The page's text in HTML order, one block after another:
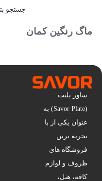
جستجو
ماگ رنگین کمان
ساور پلیت
(Savor Plate) به
عنوان یکی از با
تجربه ترین
فروشگاه های
ظروف و لوازم
کافه، هتل،